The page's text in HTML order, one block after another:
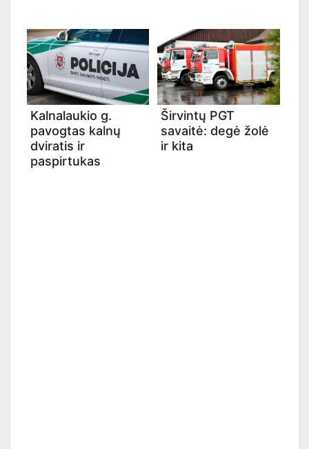
Kalnalaukio g.
pavogtas kalnų
dviratis ir
paspirtukas
Širvintų PGT
savaitė: degė žolė
ir kita